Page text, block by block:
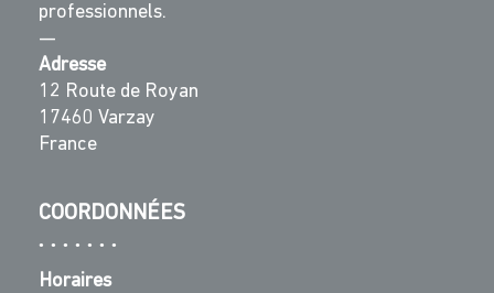
professionnels.
—
Adresse
12 Route de Royan
17460 Varzay
France
COORDONNÉES
Horaires